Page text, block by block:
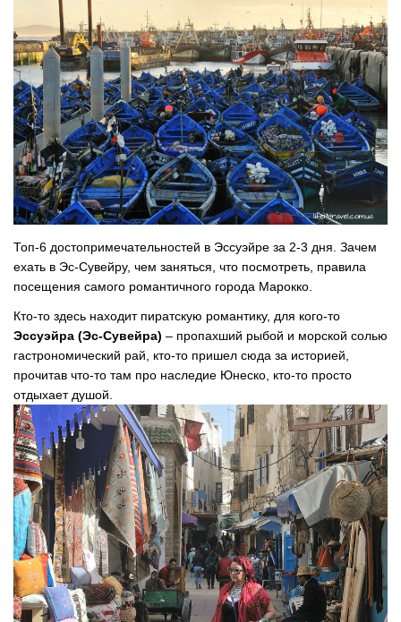
Топ-6 достопримечательностей в Эссуэйре за 2-3 дня. Зачем
ехать в Эс-Сувейру, чем заняться, что посмотреть, правила
посещения самого романтичного города Марокко.
Кто-то здесь находит пиратскую романтику, для кого-то
Эссуэйра (Эс-Сувейра) – пропахший рыбой и морской солью
гастрономический рай, кто-то пришел сюда за историей,
прочитав что-то там про наследие Юнеско, кто-то просто
отдыхает душой.